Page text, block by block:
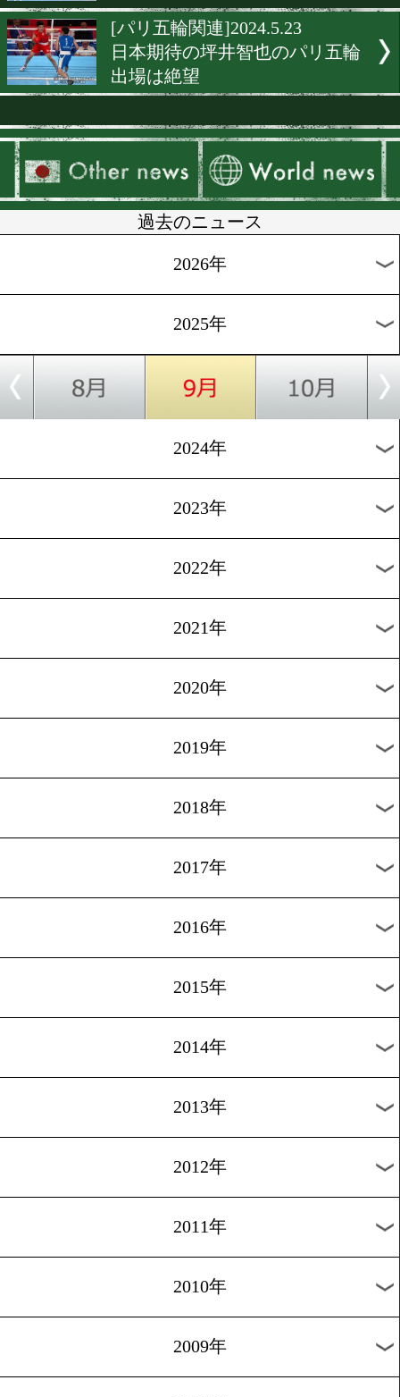
[パリ五輪予選]2024.6.1
勝ち上がった代表は木下鈴
鬼頭は敗退
[パリ五輪予選]2024.5.30
日本代表の若谷&吉澤が大
[パリ五輪予選]2024.5.30
日本代表あと4名! 夢を賭
闘続く
スターも登場
[パリ五輪関連]2024.5.23
日本期待の坪井智也のパリ
出場は絶望
過去のニュース
2025年
2023年
2022年
2021年
2020年
2019年
2018年